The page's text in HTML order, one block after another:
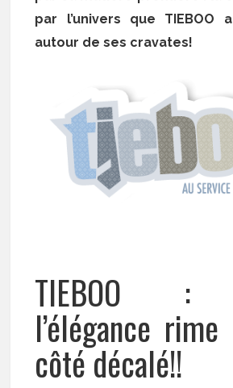
par l’univers que TIEBOO
autour de ses cravates!
TIEBOO :
l’élégance
côté décalé!!